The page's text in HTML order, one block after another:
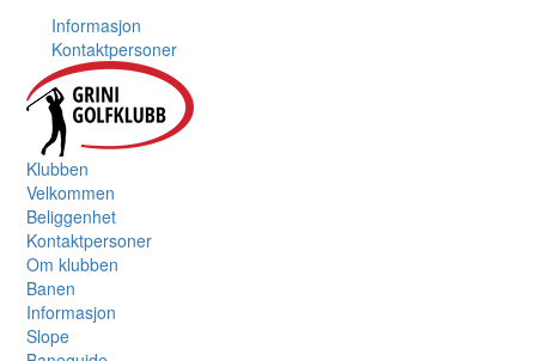
Informasjon
Kontaktpersoner
Klubben
Velkommen
Beliggenhet
Kontaktpersoner
Om klubben
Banen
Informasjon
Slope